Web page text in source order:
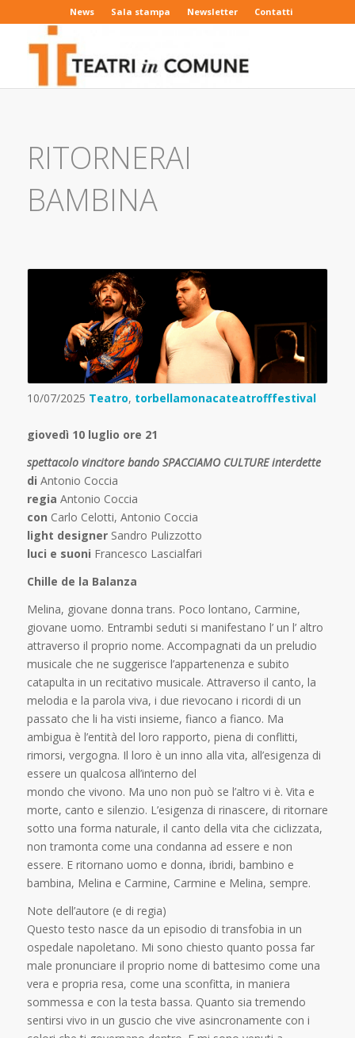
News Sala stampa Newsletter Contatti
RITORNERAI
BAMBINA
10/07/2025 Teatro, torbellamonacateatrofffestival
giovedì 10 luglio ore 21
spettacolo vincitore bando SPACCIAMO CULTURE interdette
di Antonio Coccia
regia Antonio Coccia
con Carlo Celotti, Antonio Coccia
light designerSandro Pulizzotto
luci e suoni Francesco Lascialfari
Chille de la Balanza
Melina, giovane donna trans. Poco lontano, Carmine,
giovane uomo. Entrambi seduti si manifestano l’ un l’ altro
attraverso il proprio nome. Accompagnati da un preludio
musicale che ne suggerisce l’appartenenza e subito
catapulta in un recitativo musicale. Attraverso il canto, la
melodia e la parola viva, i due rievocano i ricordi di un
passato che li ha visti insieme, fianco a fianco. Ma
ambigua è l’entità del loro rapporto, piena di conflitti,
rimorsi, vergogna. Il loro è un inno alla vita, all’esigenza di
essere un qualcosa all’interno del
mondo che vivono. Ma uno non può se l’altro vi è. Vita e
morte, canto e silenzio. L’esigenza di rinascere, di ritornare
sotto una forma naturale, il canto della vita che ciclizzata,
non tramonta come una condanna ad essere e non
essere. E ritornano uomo e donna, ibridi, bambino e
bambina, Melina e Carmine, Carmine e Melina, sempre.
Note dell’autore (e di regia)
Questo testo nasce da un episodio di transfobia in un
ospedale napoletano. Mi sono chiesto quanto possa far
male pronunciare il proprio nome di battesimo come una
vera e propria resa, come una sconfitta, in maniera
sommessa e con la testa bassa. Quanto sia tremendo
sentirsi vivo in un guscio che vive asincronamente con i